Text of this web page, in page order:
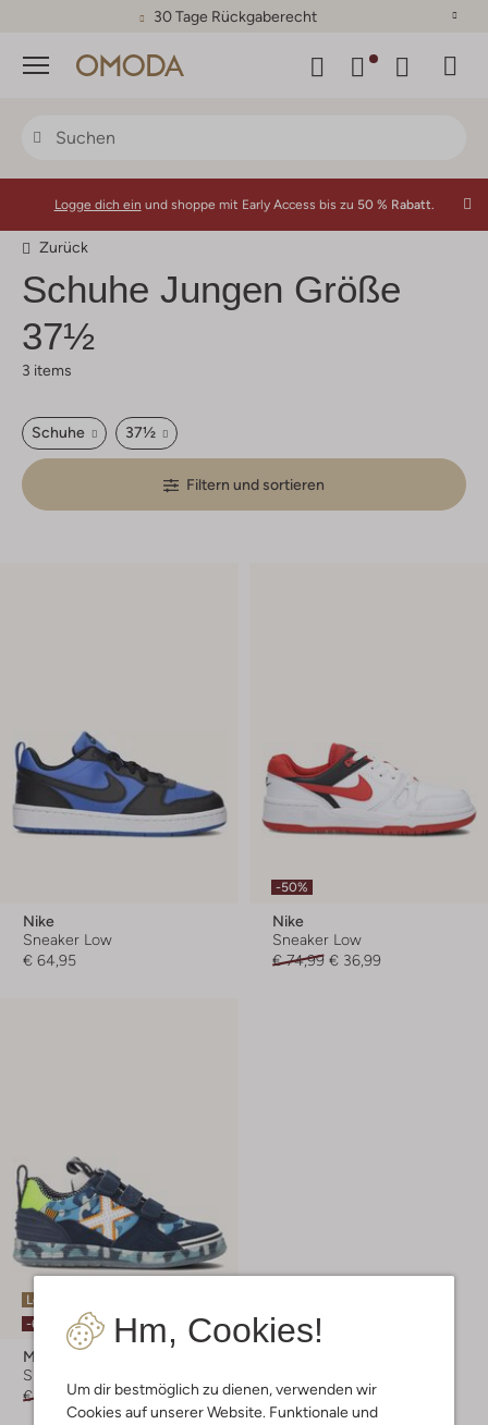
30 Tage Rückgaberecht
Menü
Hm, Cookies!
Um dir bestmöglich zu dienen, verwenden wir
Cookies auf unserer Website. Funktionale und
Logge dich ein und shoppe mit Early Access bis zu 50 % Rabatt.
Zurück
Schuhe Jungen Größe
37½
3 items
Schuhe 37½
Filtern und sortieren
Nike
Sneaker Low
€ 64,95
-50%
Nike
Sneaker Low
€ 74,99 € 36,99
Letzter Artikel
-60%
Munich
Sneaker Low
€ 99,95 € 39,99